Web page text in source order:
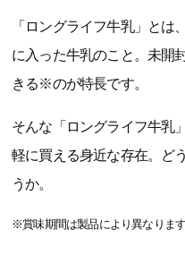
「ロングライフ牛乳」とは
に入った牛乳のこと。未開
きる※のが特長です。
そんな「ロングライフ牛乳
軽に買える身近な存在。ど
うか。
※賞味期間は製品により異なります